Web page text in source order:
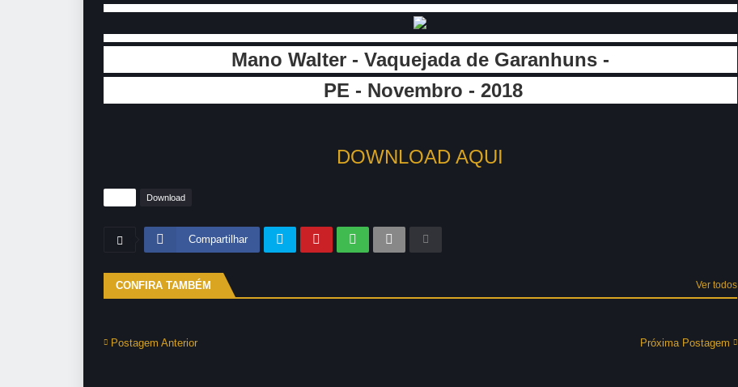
Mano Walter - Vaquejada de Garanhuns -
PE - Novembro - 2018
DOWNLOAD AQUI
Download
Compartilhar
CONFIRA TAMBÉM Ver todos
Postagem Anterior Próxima Postagem